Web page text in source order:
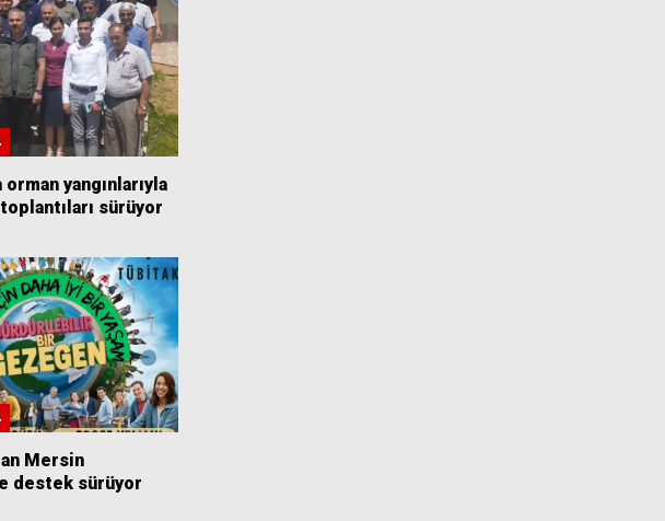
orman yangınlarıyla
sürüyor
Mersin
destek sürüyor